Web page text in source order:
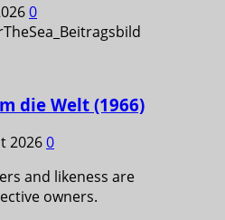
0
die Welt (1966)
20260
and likeness are
owners.